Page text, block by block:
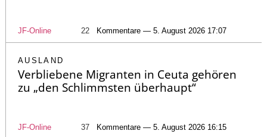
JF-Online 22 Kommentare — 5. August 2026 17:07
AUSLAND
Verbliebene Migranten in Ceuta gehören
zu „den Schlimmsten überhaupt“
JF-Online 37 Kommentare — 5. August 2026 16:15